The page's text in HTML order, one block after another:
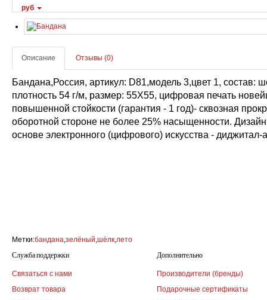
руб
Описание Отзывы (0)
Бандана,Россия, артикул: D81,модель 3,цвет 1, состав:
плотность 54 г/м, размер: 55Х55, цифровая печать
повышенной стойкости (гарантия - 1 год)- сквозная
оборотной стороне не более 25% насыщенности.
основе электронного (цифрового) искусства - диджитал-
Метки:бандана,зелёный,шёлк,лето
Служба поддержки
Связаться с нами
Возврат товара
Дополнительно
Производители (бренды)
Подарочные сертификаты